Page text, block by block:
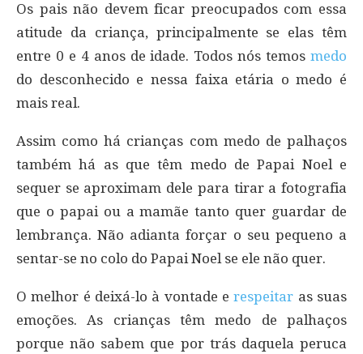
Os pais não devem ficar preocupados com essa
atitude da criança, principalmente se elas têm
entre 0 e 4 anos de idade. Todos nós temos medo
do desconhecido e nessa faixa etária o medo é
mais real.
Assim como há crianças com medo de palhaços
também há as que têm medo de Papai Noel e
sequer se aproximam dele para tirar a fotografia
que o papai ou a mamãe tanto quer guardar de
lembrança. Não adianta forçar o seu pequeno a
sentar-se no colo do Papai Noel se ele não quer.
O melhor é deixá-lo à vontade erespeitar as suas
emoções. As crianças têm medo de palhaços
porque não sabem que por trás daquela peruca